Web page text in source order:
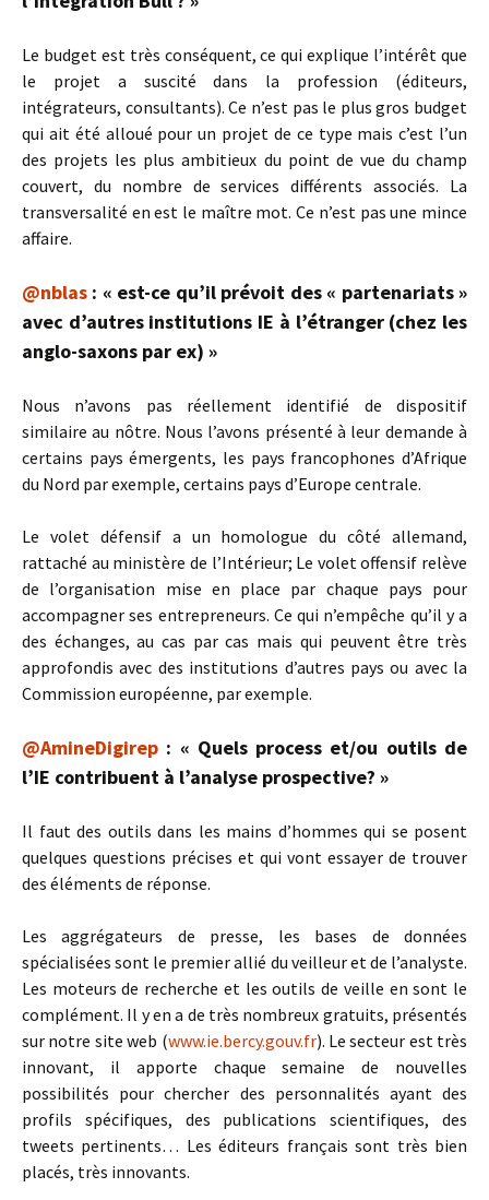
Le budget est très conséquent, ce qui explique l’intérêt que
le projet a suscité dans la profession (éditeurs,
intégrateurs, consultants). Ce n’est pas le plus gros budget
qui ait été alloué pour un projet de ce type mais c’est l’un
des projets les plus ambitieux du point de vue du champ
couvert, du nombre de services différents associés. La
transversalité en est le maître mot. Ce n’est pas une mince
affaire.
@nblas : « est-ce qu’il prévoit des « partenariats »
avec d’autres institutions IE à l’étranger (chez les
anglo-saxons par ex) »
Nous n’avons pas réellement identifié de dispositif
similaire au nôtre. Nous l’avons présenté à leur demande à
certains pays émergents, les pays francophones d’Afrique
du Nord par exemple, certains pays d’Europe centrale.
Le volet défensif a un homologue du côté allemand,
rattaché au ministère de l’Intérieur; Le volet offensif relève
de l’organisation mise en place par chaque pays pour
accompagner ses entrepreneurs. Ce qui n’empêche qu’il y a
des échanges, au cas par cas mais qui peuvent être très
approfondis avec des institutions d’autres pays ou avec la
Commission européenne, par exemple.
@AmineDigirep : « Quels process et/ou outils de
l’IE contribuent à l’analyse prospective? »
Il faut des outils dans les mains d’hommes qui se posent
quelques questions précises et qui vont essayer de trouver
des éléments de réponse.
Les aggrégateurs de presse, les bases de données
spécialisées sont le premier allié du veilleur et de l’analyste.
Les moteurs de recherche et les outils de veille en sont le
complément. Il y en a de très nombreux gratuits, présentés
sur notre site web (www.ie.bercy.gouv.fr). Le secteur est très
innovant, il apporte chaque semaine de nouvelles
possibilités pour chercher des personnalités ayant des
profils spécifiques, des publications scientifiques, des
tweets pertinents… Les éditeurs français sont très bien
placés, très innovants.